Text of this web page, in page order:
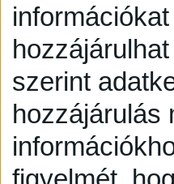
szerint
hozzájárulás